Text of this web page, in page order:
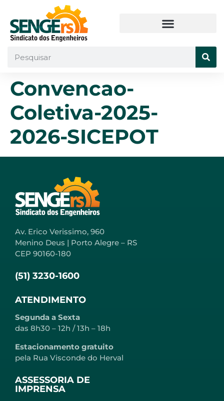
Convencao-
Coletiva-2025-
2026-SICEPOT
Av. Erico Verissimo, 960
Menino Deus | Porto Alegre – RS
CEP 90160-180
(51) 3230-1600
ATENDIMENTO
Segunda a Sexta
das 8h30 – 12h / 13h – 18h
Estacionamento gratuito
pela Rua Visconde do Herval
ASSESSORIA DE
IMPRENSA